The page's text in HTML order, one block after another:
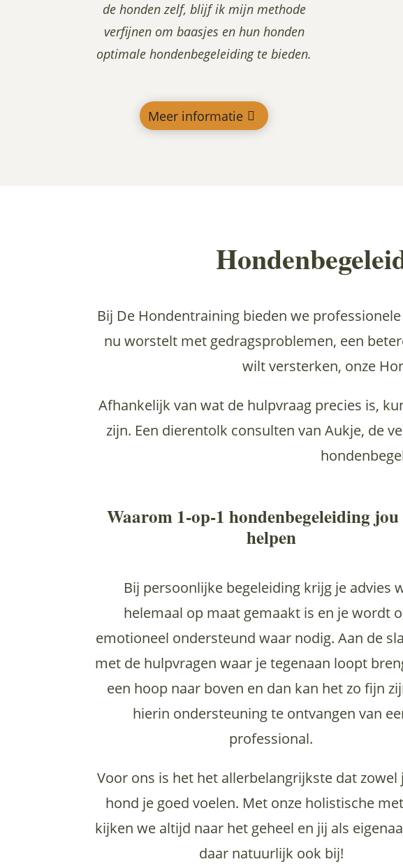
de honden zelf, blijf ik mijn methode
verfijnen om baasjes en hun honden
optimale hondenbegeleiding te bieden.
Meer informatie
Bij De Hondentraining bieden we
nu worstelt met gedragsproblemen, een
wilt versterken, onze
Afhankelijk van wat de hulpvraag precies is,
zijn. Een dierentolk consulten van Aukje, de
Waarom 1-op-1 hondenbegeleiding
helpen
Bij persoonlijke begeleiding krijg je advies
helemaal op maat gemaakt is en je wordt
emotioneel ondersteund waar nodig. Aan de
met de hulpvragen waar je tegenaan loopt
een hoop naar boven en dan kan het zo fijn
hierin ondersteuning te ontvangen van
professional.
Voor ons is het het allerbelangrijkste dat zowel
hond je goed voelen. Met onze holistische
kijken we altijd naar het geheel en jij als
daar natuurlijk ook bij!